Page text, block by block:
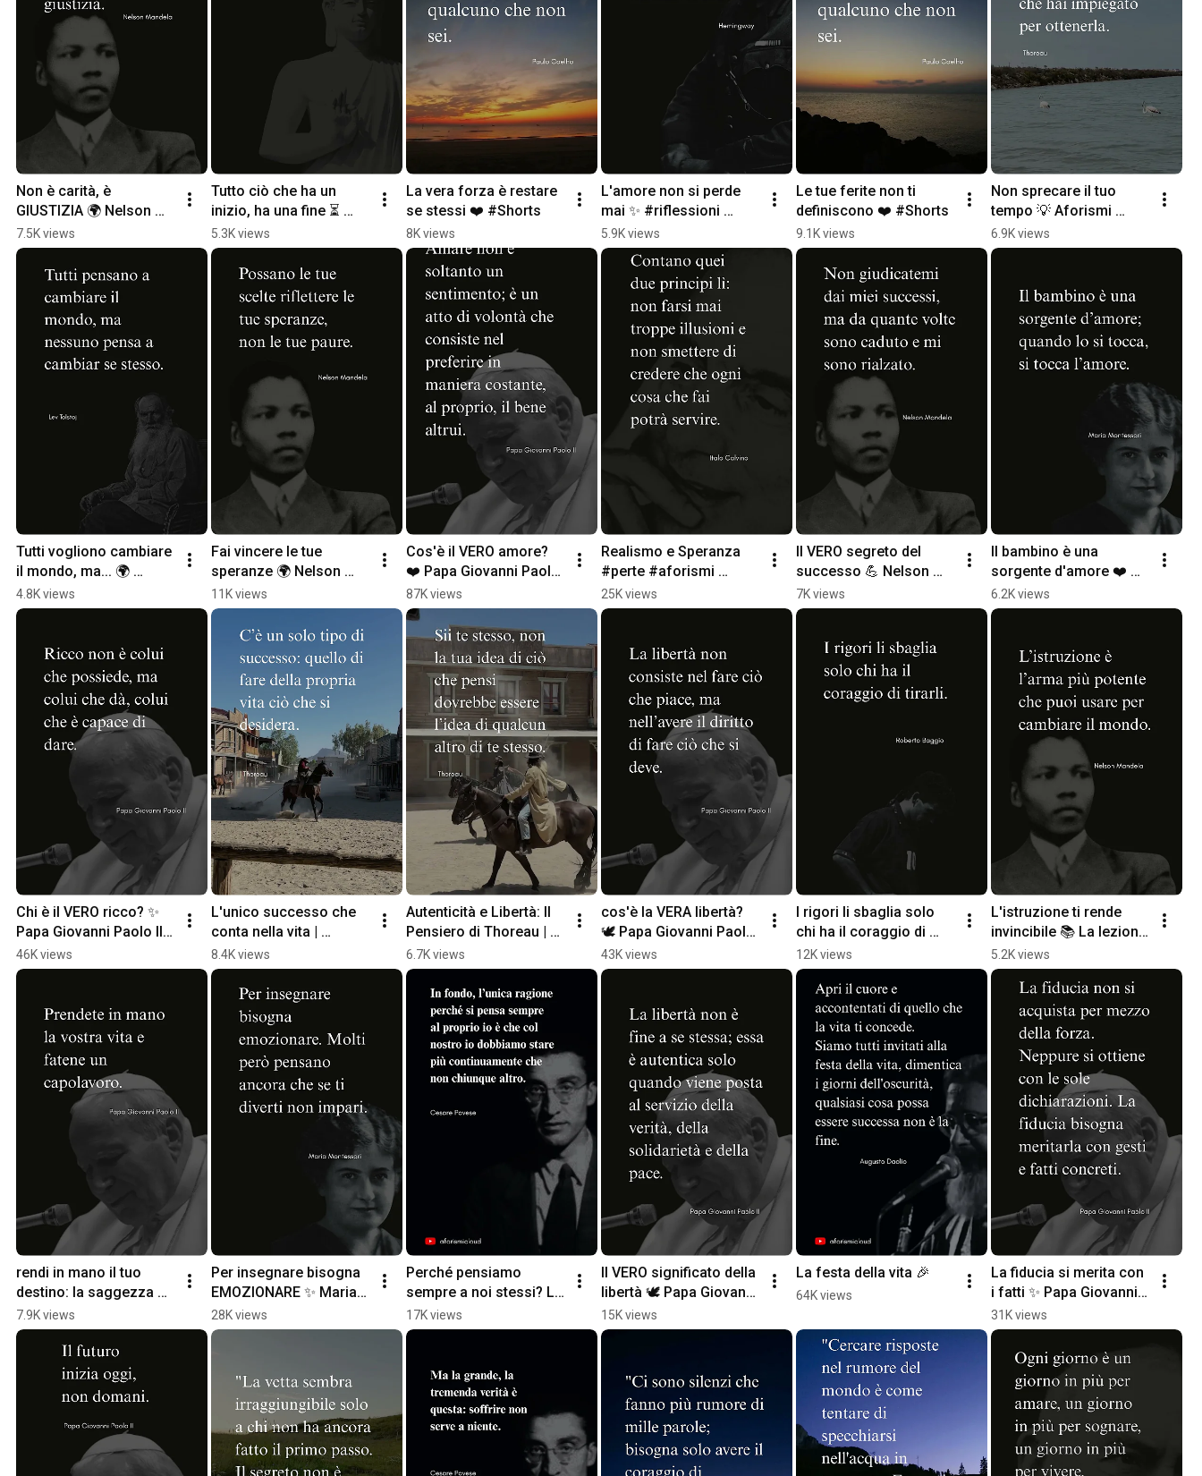
Non è carità, è
GIUSTIZIA 🌍 Nelson
Mandela #Shorts
7.5K views
Tutto ciò che ha un
inizio, ha una fine ⏳
#shorts #buddha
5.3K views
La vera forza è restare
se stessi ❤️ #Shorts
8K views
L'amore non si perde
mai ✨ #riflessioni
#shorts
5.9K views
Le tue ferite non ti
definiscono ❤️ #Shorts
9.1K views
Non sprecare il tuo
tempo 💡 Aforismi
#Shorts
6.9K views
Tutti vogliono cambiare
il mondo, ma... 🌍
#Shorts
4.8K views
Fai vincere le tue
speranze 🌍 Nelson
Mandela #Shorts
11K views
Cos'è il VERO amore?
❤️ Papa Giovanni Paolo
II #Shorts
87K views
Realismo e Speranza
#perte #aforismi
#citazioni  #frasi
25K views
Il VERO segreto del
successo 💪 Nelson
Mandela #Shorts
7K views
Il bambino è una
sorgente d'amore ❤️
Maria Montessori
#Shorts
6.2K views
Chi è il VERO ricco? ✨
Papa Giovanni Paolo II
#Shorts
46K views
L'unico successo che
conta nella vita |
Aforismi
8.4K views
Autenticità e Libertà: Il
Pensiero di Thoreau |
Aforismi
6.7K views
cos'è la VERA libertà?
🕊️ Papa Giovanni Paolo
II #Shorts
43K views
I rigori li sbaglia solo
chi ha il coraggio di
tirarli ⚽️ Roberto Baggio
#shorts
12K views
L'istruzione ti rende
invincibile 📚 La lezione
di Nelson Mandela
#Shorts
5.2K views
rendi in mano il tuo
destino: la saggezza di
Giovanni Paolo II
#Shorts
7.9K views
Per insegnare bisogna
EMOZIONARE ✨ Maria
Montessori #Shorts
28K views
Perché pensiamo
sempre a noi stessi? La
risposta di Cesare
Pavese 🧠 #shortsitalia
17K views
Il VERO significato della
libertà 🕊️ Papa Giovanni
Paolo II #Shorts
15K views
La festa della vita 🎉
64K views
La fiducia si merita con
i fatti ✨ Papa Giovanni
Paolo II #Shorts
31K views